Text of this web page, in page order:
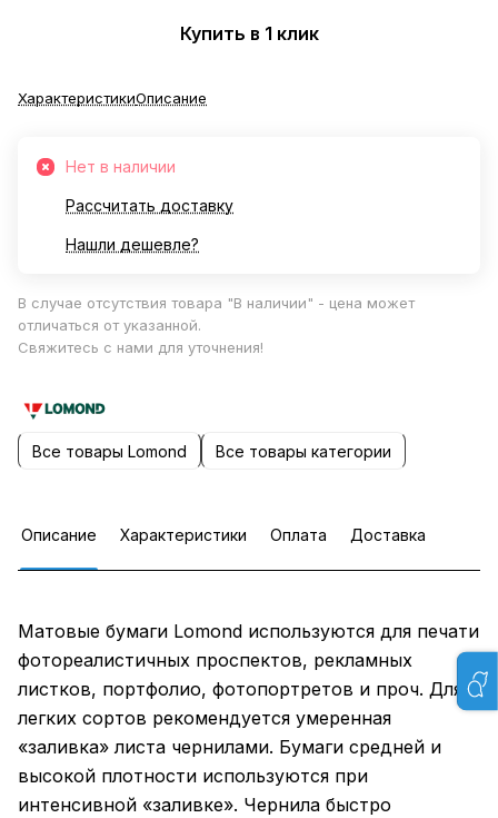
Купить в 1 клик
ХарактеристикиОписание
Нет в наличии
Рассчитать доставку
Нашли дешевле?
В случае отсутствия товара "В наличии" - цена может
отличаться от указанной.
Свяжитесь с нами для уточнения!
Все товары Lomond Все товары категории
Описание Характеристики Оплата Доставка
Матовые бумаги Lomond используются для печати
фотореалистичных проспектов, рекламных
листков, портфолио, фотопортретов и проч. Для
легких сортов рекомендуется умеренная
«заливка» листа чернилами. Бумаги средней и
высокой плотности используются при
интенсивной «заливке». Чернила быстро